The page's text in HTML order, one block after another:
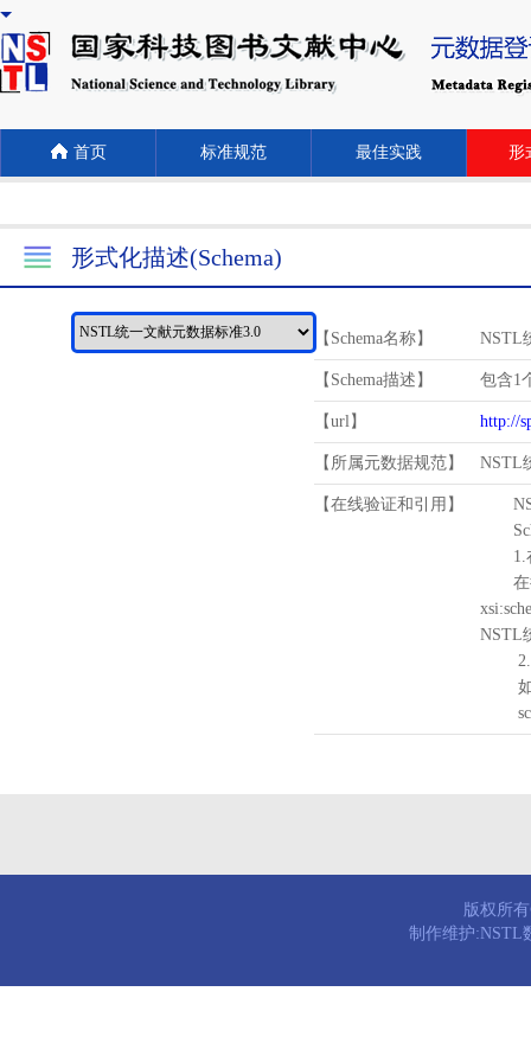
首页 标准规范 最佳实践 形
形式化描述(Schema)
【Schema名称】 NSTL
【Schema描述】 包含1
【url】 http://
【所属元数据规范】 NSTL
【在线验证和引用】
1.
在待
NSTL
2.
如需
版权所
制作维护:NSTL